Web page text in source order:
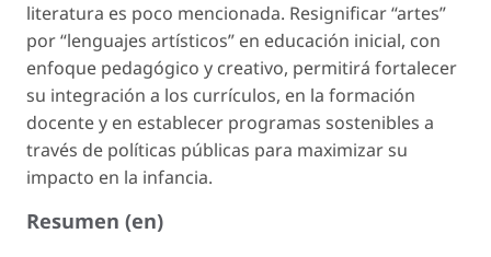
literatura es poco mencionada. Resignificar “artes”
por “lenguajes artísticos” en educación inicial, con
enfoque pedagógico y creativo, permitirá fortalecer
su integración a los currículos, en la formación
docente y en establecer programas sostenibles a
través de políticas públicas para maximizar su
impacto en la infancia.
Resumen (en)